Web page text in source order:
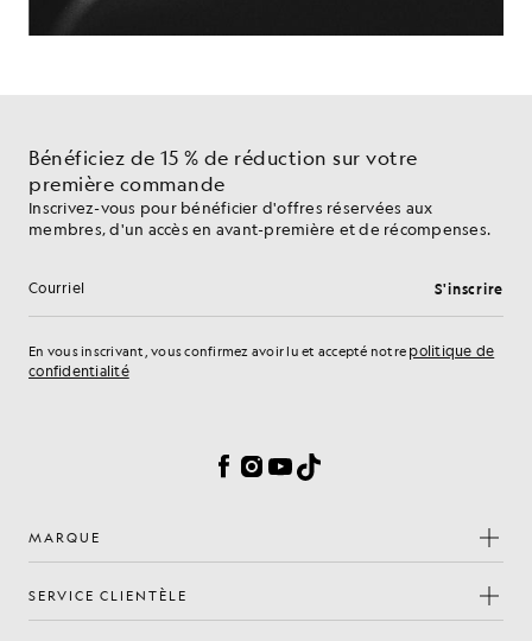
Bénéficiez de 15 % de réduction sur votre
première commande
Inscrivez-vous pour bénéficier d'offres réservées aux
membres, d'un accès en avant-première et de récompenses.
Adresse e-mail S'inscrire
En vous inscrivant, vous confirmez avoir lu et accepté notre politique de
confidentialité
Facebook
Instagram
YouTube
TikTok
MARQUE
SERVICE CLIENTÈLE